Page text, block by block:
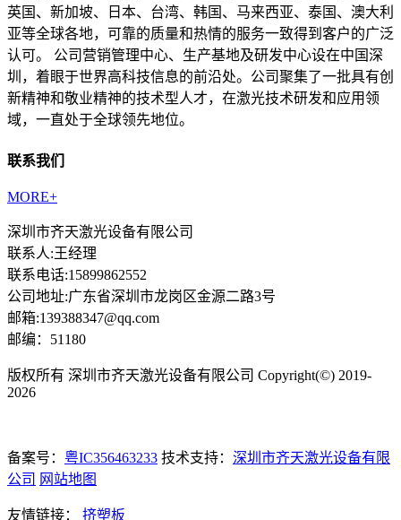
英国、新加坡、日本、台湾、韩国、马来西亚、泰国、澳大利
亚等全球各地，可靠的质量和热情的服务一致得到客户的广泛
认可。 公司营销管理中心、生产基地及研发中心设在中国深
圳，着眼于世界高科技信息的前沿处。公司聚集了一批具有创
新精神和敬业精神的技术型人才，在激光技术研发和应用领
域，一直处于全球领先地位。
联系我们
MORE+
深圳市齐天激光设备有限公司
联系人:王经理
联系电话:15899862552
公司地址:广东省深圳市龙岗区金源二路3号
邮箱:139388347@qq.com
邮编：51180
版权所有 深圳市齐天激光设备有限公司 Copyright(©) 2019-
2026
备案号： 粤IC356463233 技术支持： 深圳市齐天激光设备有限
公司 网站地图
友情链接： 挤塑板